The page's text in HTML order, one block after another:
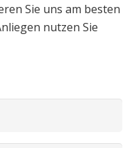
uns am besten
nutzen Sie